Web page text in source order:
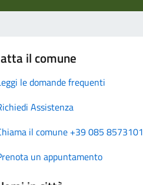
il comune
le domande frequenti
Assistenza
il comune +39 085 8573101
un appuntamento